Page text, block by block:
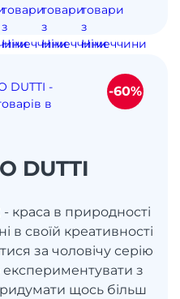
DUTTI
краса в природності
в своїй креативності
за чоловічу серію
з
щось більш
-60%